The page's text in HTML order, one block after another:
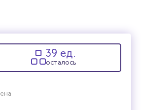
39 ед.
осталось